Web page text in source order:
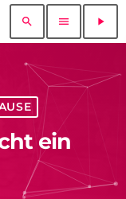
search menu play_arrow
ein